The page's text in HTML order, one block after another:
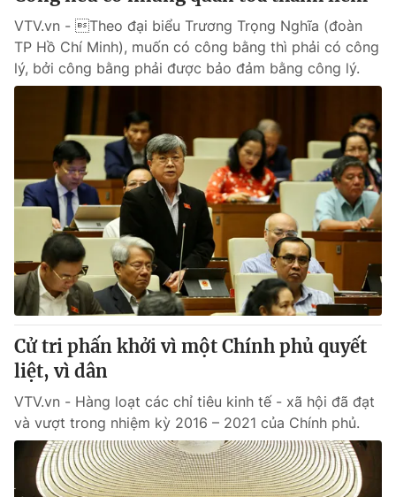
VTV.vn - Theo đại biểu Trương Trọng Nghĩa (đoàn
TP Hồ Chí Minh), muốn có công bằng thì phải có công
lý, bởi công bằng phải được bảo đảm bằng công lý.
Cử tri phấn khởi vì một Chính phủ quyết
liệt, vì dân
VTV.vn - Hàng loạt các chỉ tiêu kinh tế - xã hội đã đạt
và vượt trong nhiệm kỳ 2016 – 2021 của Chính phủ.